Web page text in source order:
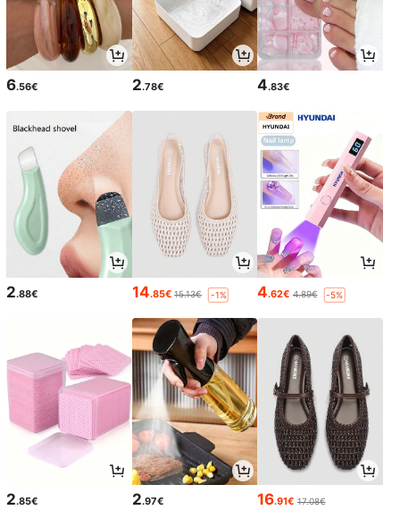
6.56€ 2.78€ 4.83€
2.88€ 14.85€ 15.13€ -1% 4.62€ 4.89€ -5%
2.85€ 2.97€ 16.91€ 17.08€